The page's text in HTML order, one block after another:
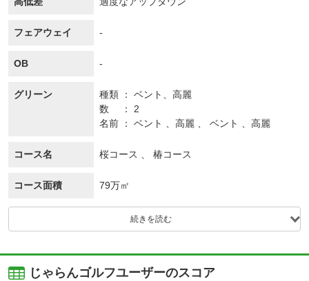
フェアウェイ -
OB -
グリーン 種類 ベント、高麗
数
2
名前
ベント 、高麗 、 ベント 、高麗
コース名 桜コース 、 椿コース
コース面積 79万㎡
続きを読む
じゃらんゴルフユーザーのスコア